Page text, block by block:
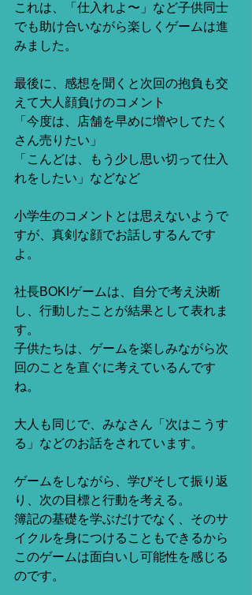
これは、「仕入れよ〜」など子供同士
でも助け合いながら楽しくゲームは進
みました。
最後に、感想を聞くと次回の抱負も交
えて大人顔負けのコメント
「今度は、店舗を早めに増やしてたく
さん売りたい」
「こんどは、もう少し思い切って仕入
れをしたい」などなど
小学生のコメントとは思えないようで
すが、真剣な顔でお話しするんです
よ。
社長BOKIゲームは、自分で考え決断
し、行動したことが結果として表れま
す。
子供たちは、ゲームを楽しみながら次
回のことを直ぐに考えているんです
ね。
大人も同じで、みなさん「次はこうす
る」などのお話をされています。
ゲームをしながら、学びそして振り返
り、次の目標と行動を考える。
簿記の基礎を学ぶだけでなく、そのサ
イクルを身につけることもできるから
このゲームは面白いし可能性を感じる
のです。